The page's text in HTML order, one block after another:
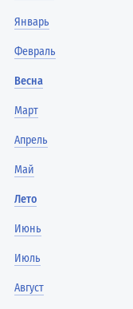
Январь
Февраль
Весна
Март
Апрель
Май
Лето
Июнь
Июль
Август